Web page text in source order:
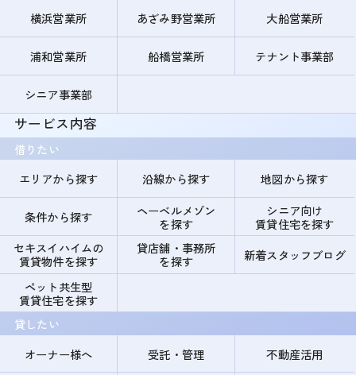
横浜営業所 あざみ野営業所 大船営業所
浦和営業所 船橋営業所 テナント事業部
シニア事業部
サービス内容
借りたい
エリアから探す
沿線から探す 地図から探す
条件から探す
ヘーベルメゾン
を探す
シニア向け
賃貸住宅を探す
セキスイハイムの
賃貸物件を探す
貸店舗・事務所
を探す
新着スタッフブログ
ペット共生型
賃貸住宅を探す
貸したい
オーナー様へ
受託・管理 不動産活用